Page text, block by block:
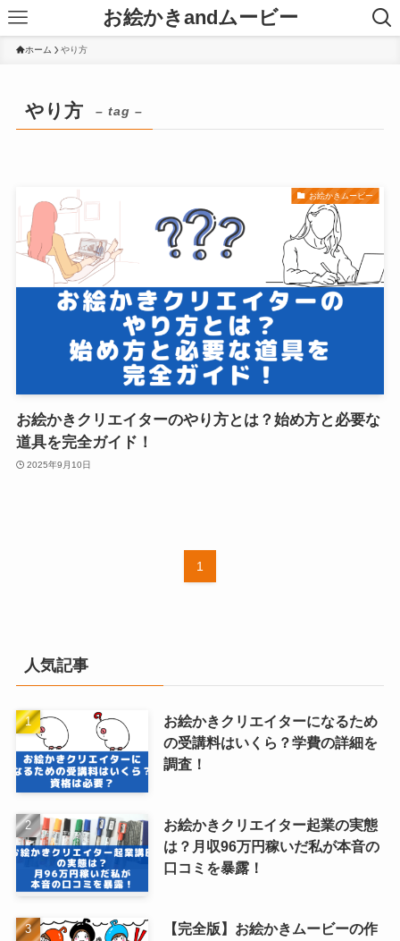
お絵かきandムービー
ホーム やり方
やり方 – tag –
お絵かきムービー
お絵かきクリエイターのやり方とは？始め方と必要な
道具を完全ガイド！
2025年9月10日
1
人気記事
お絵かきクリエイターになるため
の受講料はいくら？学費の詳細を
調査！
お絵かきクリエイター起業の実態
は？月収96万円稼いだ私が本音の
口コミを暴露！
【完全版】お絵かきムービーの作